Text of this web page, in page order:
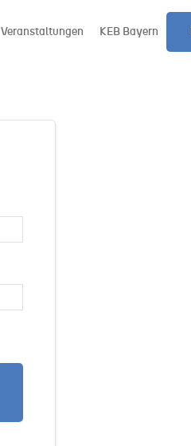
Veranstaltungen KEB Bayern